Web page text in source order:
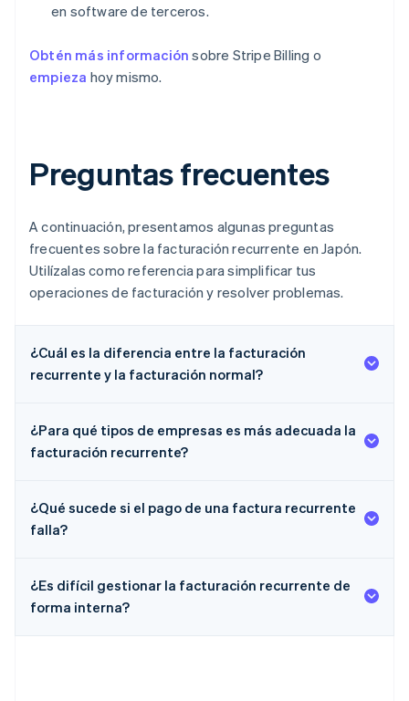
en software de terceros.
Obtén más información sobre Stripe Billing o
empieza hoy mismo.
Preguntas frecuentes
A continuación, presentamos algunas preguntas
frecuentes sobre la facturación recurrente en Japón.
Utilízalas como referencia para simplificar tus
operaciones de facturación y resolver problemas.
¿Cuál es la diferencia entre la facturación
recurrente y la facturación normal?
¿Para qué tipos de empresas es más adecuada la
facturación recurrente?
¿Qué sucede si el pago de una factura recurrente
falla?
¿Es difícil gestionar la facturación recurrente de
forma interna?